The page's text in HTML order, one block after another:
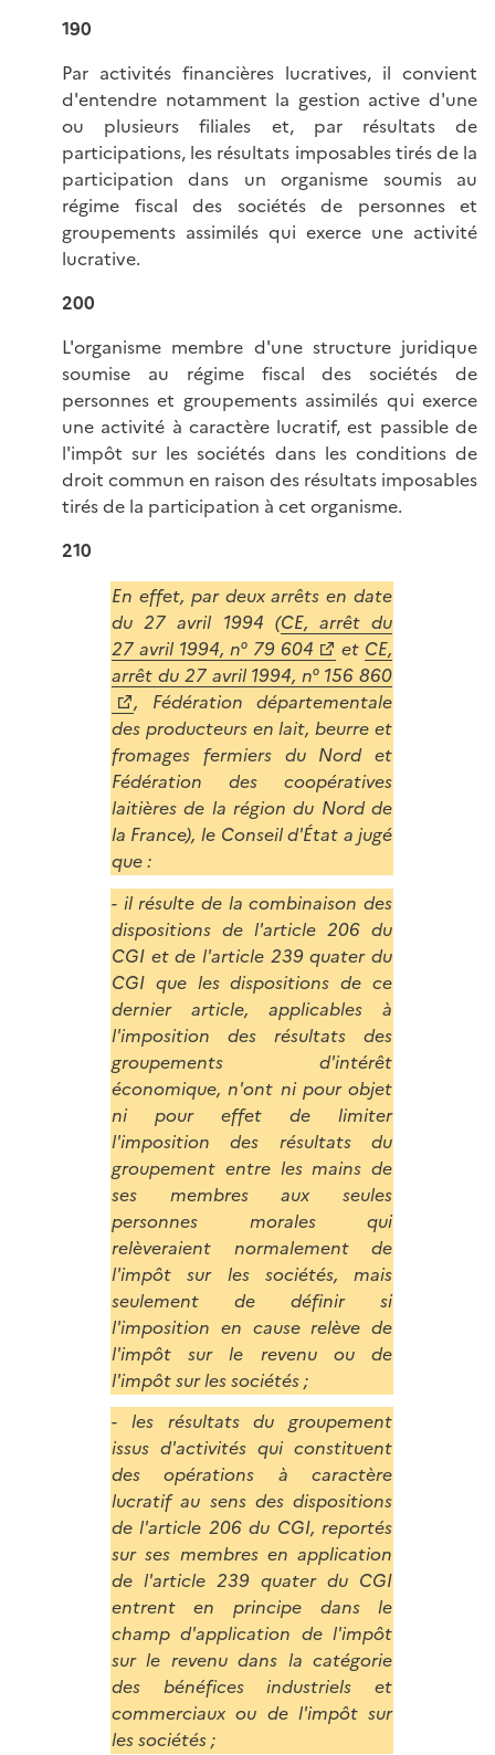
190
Par activités financières lucratives, il convient
d'entendre notamment la gestion active d'une
ou plusieurs filiales et, par résultats de
participations, les résultats imposables tirés de la
participation dans un organisme soumis au
régime fiscal des sociétés de personnes et
groupements assimilés qui exerce une activité
lucrative.
200
L'organisme membre d'une structure juridique
soumise au régime fiscal des sociétés de
personnes et groupements assimilés qui exerce
une activité à caractère lucratif, est passible de
l'impôt sur les sociétés dans les conditions de
droit commun en raison des résultats imposables
tirés de la participation à cet organisme.
210
En effet, par deux arrêts en date
du 27 avril 1994 (CE, arrêt du
27 avril 1994, n° 79 604
et CE,
arrêt du 27 avril 1994, n° 156 860
, Fédération départementale
des producteurs en lait, beurre et
fromages fermiers du Nord et
Fédération des coopératives
laitières de la région du Nord de
la France), le Conseil d'État a jugé
que :
- il résulte de la combinaison des
dispositions de l'article 206 du
CGI et de l'article 239 quater du
CGI que les dispositions de ce
dernier article, applicables à
l'imposition des résultats des
groupements d'intérêt
économique, n'ont ni pour objet
ni pour effet de limiter
l'imposition des résultats du
groupement entre les mains de
ses membres aux seules
personnes morales qui
relèveraient normalement de
l'impôt sur les sociétés, mais
seulement de définir si
l'imposition en cause relève de
l'impôt sur le revenu ou de
l'impôt sur les sociétés ;
- les résultats du groupement
issus d'activités qui constituent
des opérations à caractère
lucratif au sens des dispositions
de l'article 206 du CGI, reportés
sur ses membres en application
de l'article 239 quater du CGI
entrent en principe dans le
champ d'application de l'impôt
sur le revenu dans la catégorie
des bénéfices industriels et
commerciaux ou de l'impôt sur
les sociétés ;